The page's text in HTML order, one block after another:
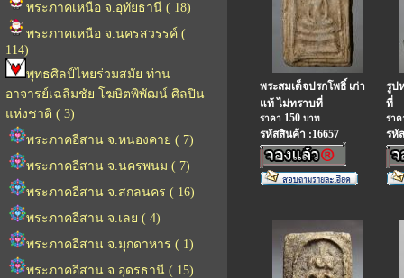
พระภาคเหนือ จ.อุทัยธานี ( 18)
พระภาคเหนือ จ.นครสวรรค์ (
114)
พุทธศิลป์ไทยร่วมสมัย ท่าน
อาจารย์เฉลิมชัย โฆษิตพิพัฒน์ ศิลปิน
แห่งชาติ ( 3)
พระภาคอีสาน จ.หนองคาย ( 7)
พระภาคอีสาน จ.นครพนม ( 7)
พระภาคอีสาน จ.สกลนคร ( 16)
พระภาคอีสาน จ.เลย ( 4)
พระภาคอีสาน จ.มุกดาหาร ( 1)
พระภาคอีสาน จ.อุดรธานี ( 15)
พระสมเด็จปรกโพธิ์ เก่า
แท้ ไม่ทราบที่
ราคา 150 บาท
รหัสสินค้า :16657
รูป
ที่
รา
รหั